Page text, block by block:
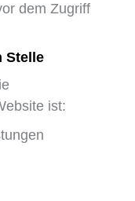
dem Zugriff
Stelle
ist: